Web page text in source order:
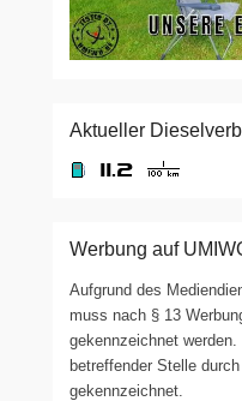
Aktueller
Werbung auf
Aufgrund des
muss nach § 13
gekennzeichnet
betreffender Stelle
gekennzeichnet.